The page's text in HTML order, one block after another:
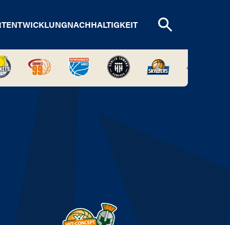
NACHHALTIGKEIT